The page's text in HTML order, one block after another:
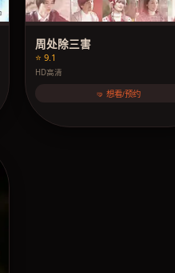
周处除三害
⭐ 9.1
HD高清
🤜 想看/预约